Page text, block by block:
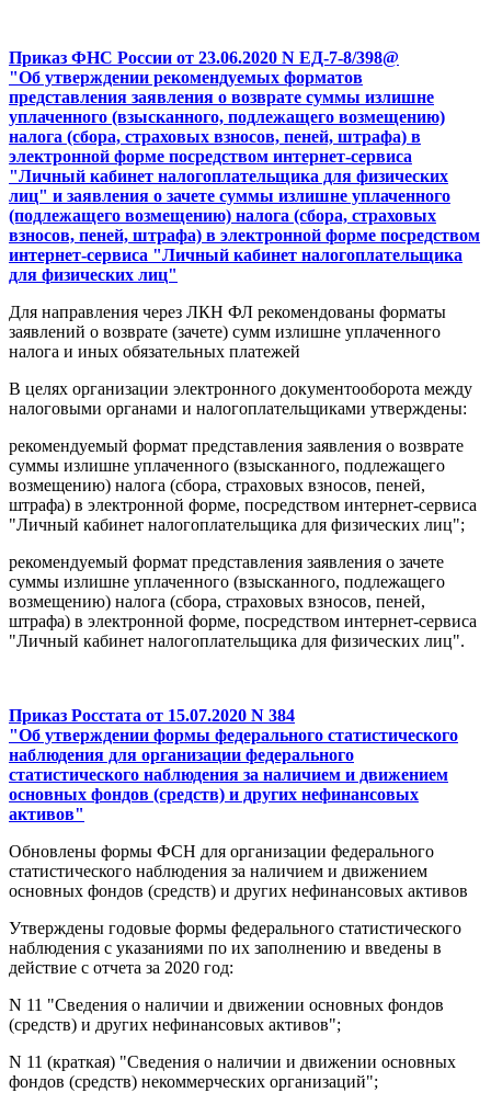
Приказ ФНС России от 23.06.2020 N ЕД-7-8/398@
"Об утверждении рекомендуемых форматов
представления заявления о возврате суммы излишне
уплаченного (взысканного, подлежащего возмещению)
налога (сбора, страховых взносов, пеней, штрафа) в
электронной форме посредством интернет-сервиса
"Личный кабинет налогоплательщика для физических
лиц" и заявления о зачете суммы излишне уплаченного
(подлежащего возмещению) налога (сбора, страховых
взносов, пеней, штрафа) в электронной форме посредством
интернет-сервиса "Личный кабинет налогоплательщика
для физических лиц"
Для направления через ЛКН ФЛ рекомендованы форматы
заявлений о возврате (зачете) сумм излишне уплаченного
налога и иных обязательных платежей
В целях организации электронного документооборота между
налоговыми органами и налогоплательщиками утверждены:
рекомендуемый формат представления заявления о возврате
суммы излишне уплаченного (взысканного, подлежащего
возмещению) налога (сбора, страховых взносов, пеней,
штрафа) в электронной форме, посредством интернет-сервиса
"Личный кабинет налогоплательщика для физических лиц";
рекомендуемый формат представления заявления о зачете
суммы излишне уплаченного (взысканного, подлежащего
возмещению) налога (сбора, страховых взносов, пеней,
штрафа) в электронной форме, посредством интернет-сервиса
"Личный кабинет налогоплательщика для физических лиц".
Приказ Росстата от 15.07.2020 N 384
"Об утверждении формы федерального статистического
наблюдения для организации федерального
статистического наблюдения за наличием и движением
основных фондов (средств) и других нефинансовых
активов"
Обновлены формы ФСН для организации федерального
статистического наблюдения за наличием и движением
основных фондов (средств) и других нефинансовых активов
Утверждены годовые формы федерального статистического
наблюдения с указаниями по их заполнению и введены в
действие с отчета за 2020 год:
N 11 "Сведения о наличии и движении основных фондов
(средств) и других нефинансовых активов";
N 11 (краткая) "Сведения о наличии и движении основных
фондов (средств) некоммерческих организаций";